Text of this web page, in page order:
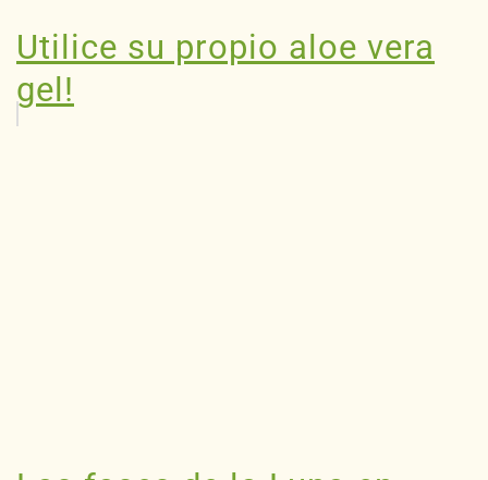
Utilice su propio aloe vera
gel!